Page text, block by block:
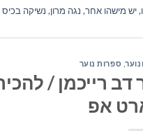
,יש מישהו אחר, נגה מרון, נשיקה בכיס
, ספרות נוער
רייכמן /
אפ